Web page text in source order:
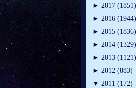
► 2017 (1851)
► 2016 (1944)
► 2015 (1836)
► 2014 (1329)
► 2013 (1121)
► 2012 (883)
▼ 2011 (172)